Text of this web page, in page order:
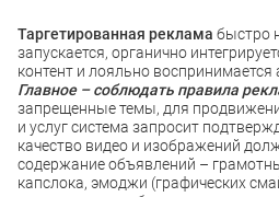
Таргетированная реклама быстро
запускается, органично
контент и лояльно воспринимается
Главное – соблюдать правила
запрещенные темы, для
и услуг система запросит
качество видео и изображений
содержание объявлений –
капслока, эмоджи (графических